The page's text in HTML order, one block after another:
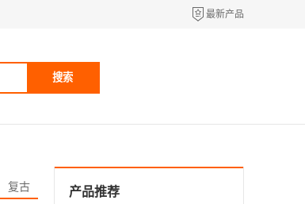
最新产品
搜索
复古
产品推荐